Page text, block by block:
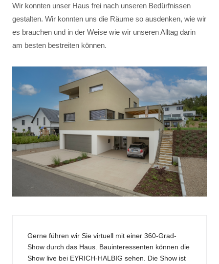
Wir konnten unser Haus frei nach unseren Bedürfnissen
gestalten. Wir konnten uns die Räume so ausdenken, wie wir
es brauchen und in der Weise wie wir unseren Alltag darin
am besten bestreiten können.
Gerne führen wir Sie virtuell mit einer 360-Grad-
Show durch das Haus. Bauinteressenten können die
Show live bei EYRICH-HALBIG sehen. Die Show ist